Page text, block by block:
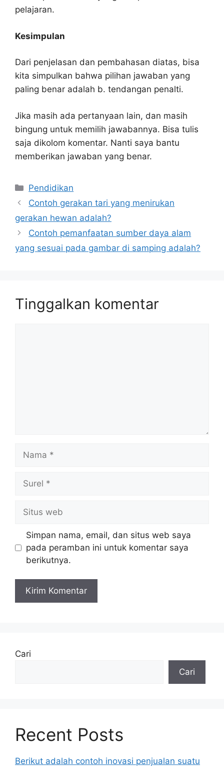
pelajaran.
Kesimpulan
Dari penjelasan dan pembahasan diatas, bisa
kita simpulkan bahwa pilihan jawaban yang
paling benar adalah b. tendangan penalti.
Jika masih ada pertanyaan lain, dan masih
bingung untuk memilih jawabannya. Bisa tulis
saja dikolom komentar. Nanti saya bantu
memberikan jawaban yang benar.
Kategori
Pendidikan
Contoh gerakan tari yang menirukan
gerakan hewan adalah?
Contoh pemanfaatan sumber daya alam
yang sesuai pada gambar di samping adalah?
Tinggalkan komentar
web
Simpan nama, email, dan situs web saya
pada peramban ini untuk komentar saya
berikutnya.
Cari
Cari
Recent Posts
Berikut adalah contoh inovasi penjualan suatu